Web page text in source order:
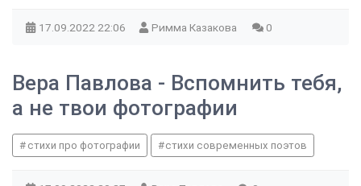
17.09.2022 22:06 Римма Казакова 0
Вера Павлова - Вспомнить тебя,
а не твои фотографии
стихи про фотографии стихи современных поэтов